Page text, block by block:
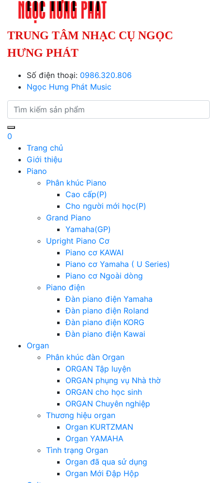
TRUNG TÂM NHẠC CỤ NGỌC
HƯNG PHÁT
Số điện thoại: 0986.320.806
Ngọc Hưng Phát Music
0
Trang chủ
Giới thiệu
Piano
Phân khúc Piano
Cao cấp(P)
Cho người mới học(P)
Grand Piano
Yamaha(GP)
Upright Piano Cơ
Piano cơ KAWAI
Piano cơ Yamaha ( U Series)
Piano cơ Ngoài dòng
Piano điện
Đàn piano điện Yamaha
Đàn piano điện Roland
Đàn piano điện KORG
Đàn piano điện Kawai
Organ
Phân khúc đàn Organ
ORGAN Tập luyện
ORGAN phụng vụ Nhà thờ
ORGAN cho học sinh
ORGAN Chuyên nghiệp
Thương hiệu organ
Organ KURTZMAN
Organ YAMAHA
Tình trạng Organ
Organ đã qua sử dụng
Organ Mới Đập Hộp